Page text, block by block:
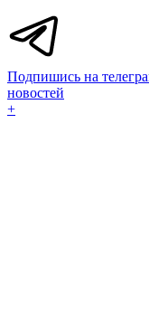
Подпишись на
новостей
+